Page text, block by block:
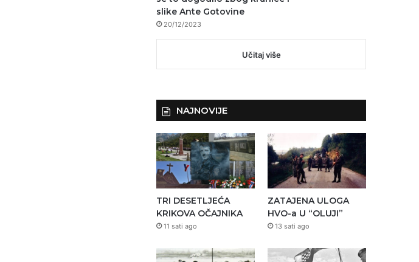
slike Ante Gotovine
20/12/2023
Učitaj više
NAJNOVIJE
TRI DESETLJEĆA
KRIKOVA OČAJNIKA
11 sati ago
ZATAJENA ULOGA
HVO-a U “OLUJI”
13 sati ago